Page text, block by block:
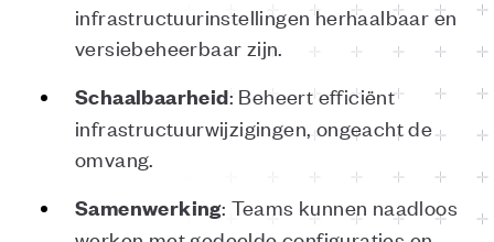
infrastructuurinstellingen herhaalbaar en
versiebeheerbaar zijn.
Schaalbaarheid: Beheert efficiënt
infrastructuurwijzigingen, ongeacht de
omvang.
Samenwerking: Teams kunnen naadloos